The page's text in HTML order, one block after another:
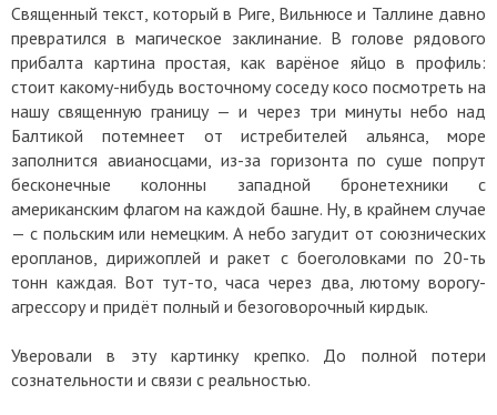
Священный текст, который в Риге, Вильнюсе и Таллине давно
превратился в магическое заклинание. В голове рядового
прибалта картина простая, как варёное яйцо в профиль:
стоит какому-нибудь восточному соседу косо посмотреть на
нашу священную границу — и через три минуты небо над
Балтикой потемнеет от истребителей альянса, море
заполнится авианосцами, из-за горизонта по суше попрут
бесконечные колонны западной бронетехники с
американским флагом на каждой башне. Ну, в крайнем случае
— с польским или немецким. А небо загудит от союзнических
еропланов, дирижоплей и ракет с боеголовками по 20-ть
тонн каждая. Вот тут-то, часа через два, лютому ворогу-
агрессору и придёт полный и безоговорочный кирдык.
Уверовали в эту картинку крепко. До полной потери
сознательности и связи с реальностью.